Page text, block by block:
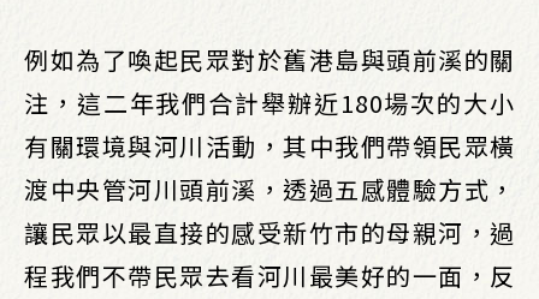
例如為了喚起民眾對於舊港島與頭前溪的關
注，這二年我們合計舉辦近180場次的大小
有關環境與河川活動，其中我們帶領民眾橫
渡中央管河川頭前溪，透過五感體驗方式，
讓民眾以最直接的感受新竹市的母親河，過
程我們不帶民眾去看河川最美好的一面，反